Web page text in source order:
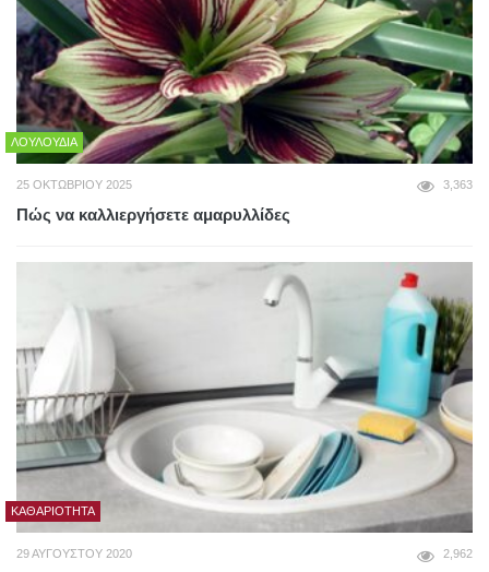
ΛΟΥΛΟΎΔΙΑ
25 ΟΚΤΩΒΡΊΟΥ 2025 3,363
Πώς να καλλιεργήσετε αμαρυλλίδες
ΚΑΘΑΡΙΌΤΗΤΑ
29 ΑΥΓΟΎΣΤΟΥ 2020 2,962